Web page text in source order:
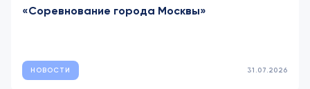
«Соревнование города Москвы»
НОВОСТИ 31.07.2026